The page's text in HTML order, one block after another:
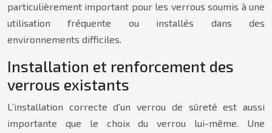
particulièrement important pour les verrous soumis à une
utilisation fréquente ou installés dans des
environnements difficiles.
Installation et renforcement des
verrous existants
L’installation correcte d’un verrou de sûreté est aussi
importante que le choix du verrou lui-même. Une